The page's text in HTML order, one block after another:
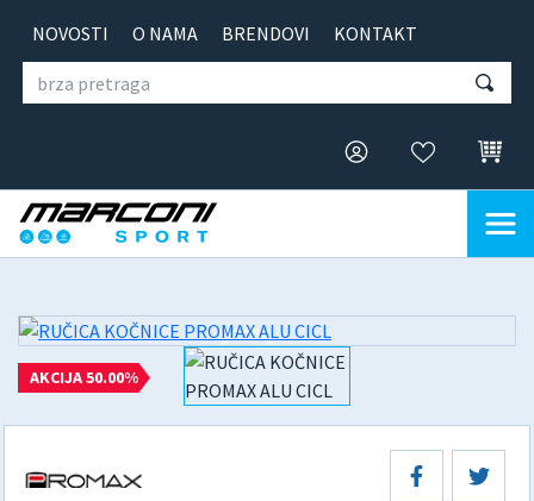
NOVOSTI O NAMA BRENDOVI KONTAKT
AKCIJA 50.00%